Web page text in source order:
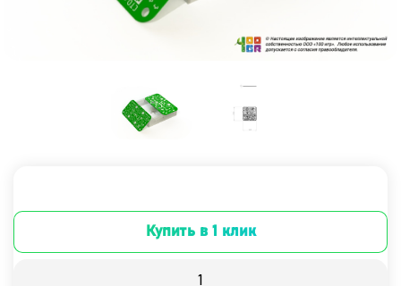
Купить в 1 клик